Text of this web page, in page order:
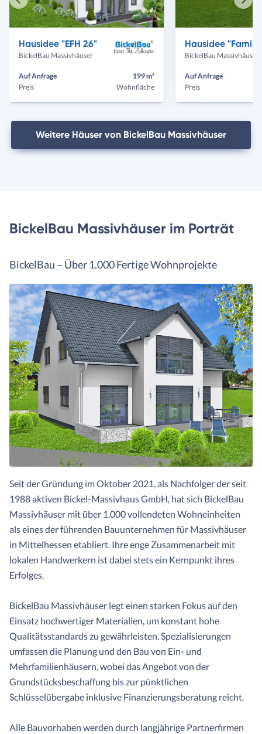
Hausidee "EFH 26"
BickelBau Massivhäuser
Auf Anfrage
Preis
199 m²
Wohnfläche
BickelBau Massivhäuser
Auf Anfrage
Preis
Vorheriges
Haus
Haus
Weitere Häuser von BickelBau Massivhäuser
BickelBau Massivhäuser im Porträt
BickelBau – Über 1.000 Fertige Wohnprojekte
Seit der Gründung im Oktober 2021, als Nachfolger der seit
1988 aktiven Bickel-Massivhaus GmbH, hat sich BickelBau
Massivhäuser mit über 1.000 vollendeten Wohneinheiten
als eines der führenden Bauunternehmen für Massivhäuser
in Mittelhessen etabliert. Ihre enge Zusammenarbeit mit
lokalen Handwerkern ist dabei stets ein Kernpunkt ihres
Erfolges.
BickelBau Massivhäuser legt einen starken Fokus auf den
Einsatz hochwertiger Materialien, um konstant hohe
Qualitätsstandards zu gewährleisten. Spezialisierungen
umfassen die Planung und den Bau von Ein- und
Mehrfamilienhäusern, wobei das Angebot von der
Grundstücksbeschaffung bis zur pünktlichen
Schlüsselübergabe inklusive Finanzierungsberatung reicht.
Alle Bauvorhaben werden durch langjährige Partnerfirmen